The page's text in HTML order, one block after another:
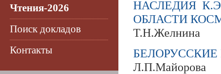
Чтения-2026
Поиск докладов
Контакты
НАСЛЕДИЯ
ОБЛАСТИ
Т.Н.Желнина
Л.П.Майорова